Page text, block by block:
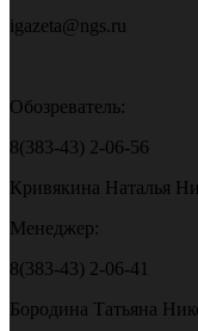
igazeta@ngs.ru
Обозреватель:
8(383-43) 2-06-56
Кривякина Наталья
Менеджер:
8(383-43) 2-06-41
Бородина Татьяна